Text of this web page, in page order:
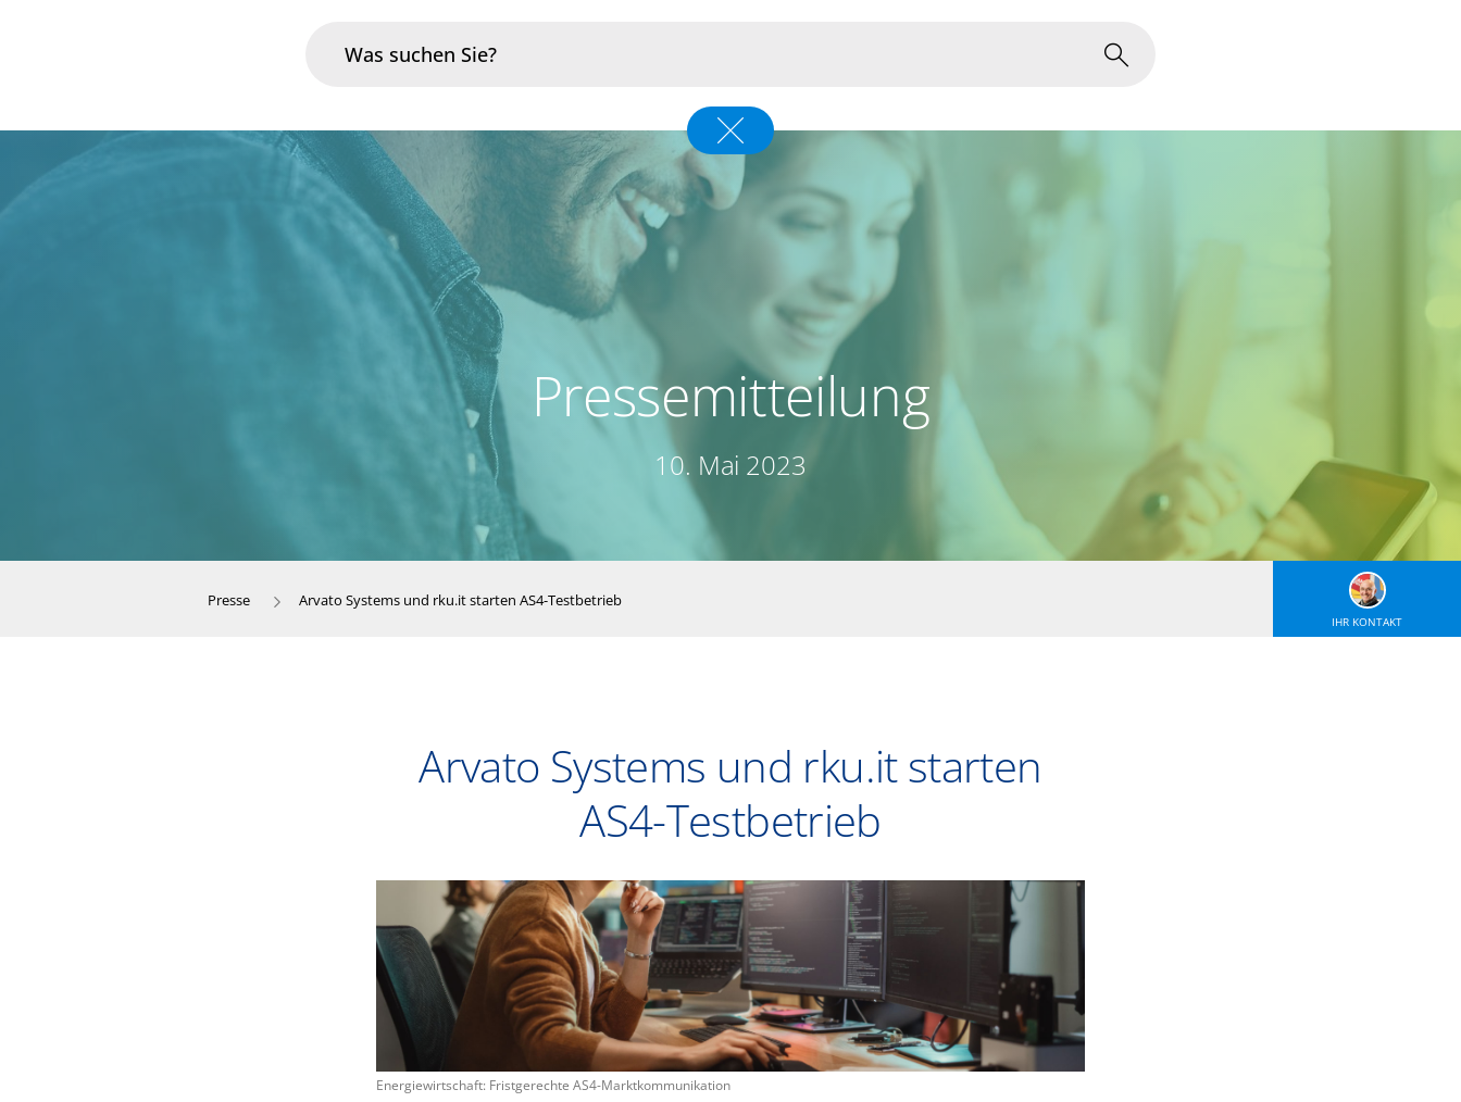
Pressemitteilung
10. Mai 2023
Presse Arvato Systems und rku.it starten AS4-Testbetrieb
IHR KONTAKT
Arvato Systems und rku.it starten
AS4-Testbetrieb
Energiewirtschaft: Fristgerechte AS4-Marktkommunikation